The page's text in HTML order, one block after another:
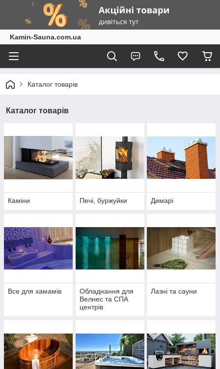
Kamin-Sauna.com.ua
Каталог товарів
Каталог товарів
Каміни Печі, буржуйки Димарі
Все для хамамів
Обладнання для
Велнес та СПА
центрів
Лазні та сауни